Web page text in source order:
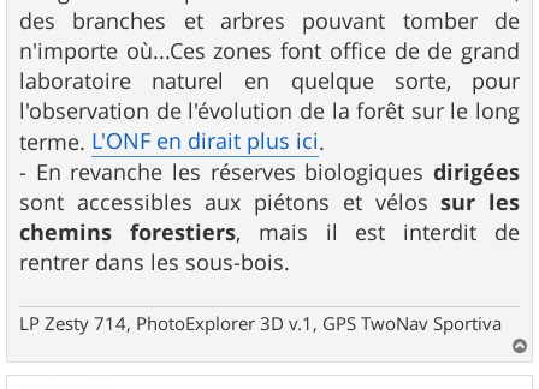
des branches et arbres pouvant tomber de
n'importe où...Ces zones font office de de grand
laboratoire naturel en quelque sorte, pour
l'observation de l'évolution de la forêt sur le long
terme. L'ONF en dirait plus ici.
- En revanche les réserves biologiques dirigées
sont accessibles aux piétons et vélossur les
chemins forestiers, mais il est interdit de
rentrer dans les sous-bois.
LP Zesty 714, PhotoExplorer 3D v.1, GPS TwoNav Sportiva
a